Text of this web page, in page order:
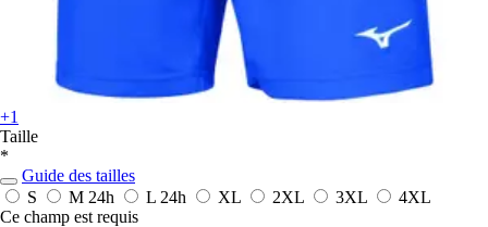
+1
Taille
*
Guide des tailles
S
M 24h L 24h XL 2XL 3XL
4XL
Ce champ est requis